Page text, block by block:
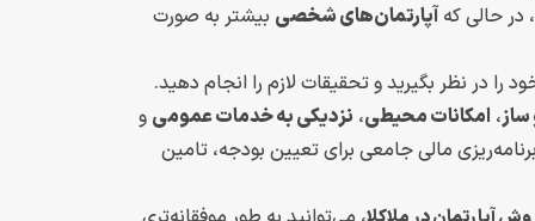
در حالی که آپارتمان‌های شخصی بیشتر به صورت
را در نظر بگیرید و تحقیقات لازم را انجام دهید.
، امکانات محیطی، نزدیکی به خدمات عمومی و
مالی جامعی برای تعیین بودجه، تامین